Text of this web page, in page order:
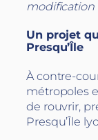
modification
Un projet
Presqu’Île
À contre-
métropoles
de rouvrir,
Presqu’Île